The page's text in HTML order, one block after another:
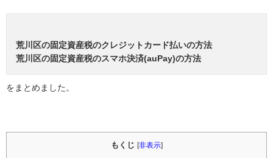
荒川区の固定資産税のクレジットカード払いの方法
荒川区の固定資産税のスマホ決済(auPay)の方法
をまとめました。
もくじ [非表示]